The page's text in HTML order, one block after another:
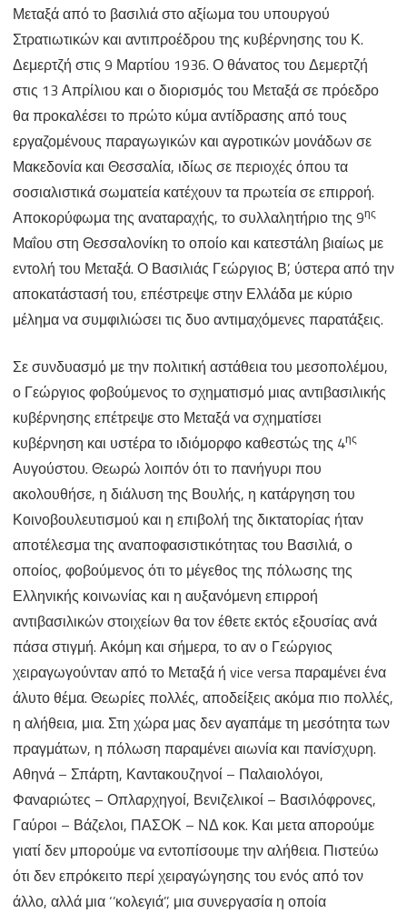
Μεταξά από το βασιλιά στο αξίωμα του υπουργού
Στρατιωτικών και αντιπροέδρου της κυβέρνησης του Κ.
Δεμερτζή στις 9 Μαρτίου 1936. Ο θάνατος του Δεμερτζή
στις 13 Απρίλιου και ο διορισμός του Μεταξά σε πρόεδρο
θα προκαλέσει το πρώτο κύμα αντίδρασης από τους
εργαζομένους παραγωγικών και αγροτικών μονάδων σε
Μακεδονία και Θεσσαλία, ιδίως σε περιοχές όπου τα
σοσιαλιστικά σωματεία κατέχουν τα πρωτεία σε επιρροή.
Αποκορύφωμα της αναταραχής, το συλλαλητήριο της 9ης
Μαΐου στη Θεσσαλονίκη το οποίο και κατεστάλη βιαίως με
εντολή του Μεταξά. Ο Βασιλιάς Γεώργιος Β’, ύστερα από την
αποκατάστασή του, επέστρεψε στην Ελλάδα με κύριο
μέλημα να συμφιλιώσει τις δυο αντιμαχόμενες παρατάξεις.
Σε συνδυασμό με την πολιτική αστάθεια του μεσοπολέμου,
ο Γεώργιος φοβούμενος το σχηματισμό μιας αντιβασιλικής
κυβέρνησης επέτρεψε στο Μεταξά να σχηματίσει
κυβέρνηση και υστέρα το ιδιόμορφο καθεστώς της 4ης
Αυγούστου. Θεωρώ λοιπόν ότι το πανήγυρι που
ακολουθήσε, η διάλυση της Βουλής, η κατάργηση του
Κοινοβουλευτισμού και η επιβολή της δικτατορίας ήταν
αποτέλεσμα της αναποφασιστικότητας του Βασιλιά, ο
οποίος, φοβούμενος ότι το μέγεθος της πόλωσης της
Ελληνικής κοινωνίας και η αυξανόμενη επιρροή
αντιβασιλικών στοιχείων θα τον έθετε εκτός εξουσίας ανά
πάσα στιγμή. Ακόμη και σήμερα, το αν ο Γεώργιος
χειραγωγούνταν από το Μεταξά ή vice versa παραμένει ένα
άλυτο θέμα. Θεωρίες πολλές, αποδείξεις ακόμα πιο πολλές,
η αλήθεια, μια. Στη χώρα μας δεν αγαπάμε τη μεσότητα των
πραγμάτων, η πόλωση παραμένει αιωνία και πανίσχυρη.
Αθηνά – Σπάρτη, Καντακουζηνοί – Παλαιολόγοι,
Φαναριώτες – Οπλαρχηγοί, Βενιζελικοί – Βασιλόφρονες,
Γαύροι – Βάζελοι, ΠΑΣΟΚ – ΝΔ κοκ. Και μετα απορούμε
γιατί δεν μπορούμε να εντοπίσουμε την αλήθεια. Πιστεύω
ότι δεν επρόκειτο περί χειραγώγησης του ενός από τον
άλλο, αλλά μια ‘’κολεγιά’’, μια συνεργασία η οποία